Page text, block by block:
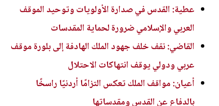
عطية: القدس في صدارة الأولويات وتوحيد الموقف
العربي والإسلامي ضرورة لحماية المقدسات
القاضي: نقف خلف جهود الملك الهادفة إلى بلورة موقف
عربي ودولي يوقف انتهاكات الاحتلال
أعيان: مواقف الملك تعكس التزامًا أردنيًا راسخًا
بالدفاع عن القدس ومقدساتها